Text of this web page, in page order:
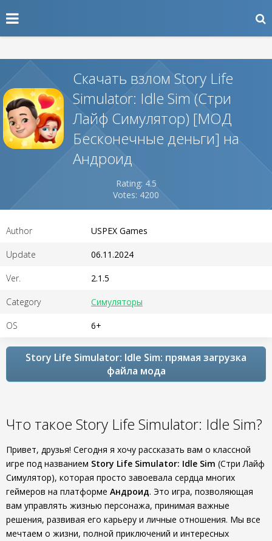
Скачать взлом Story Life
Simulator: Idle Sim (Стри
Лайф Симулятор) [МОД
Бесконечные деньги] на
Андроид
Rating: 4.5
Votes: 4200
Author USPEX Games
Update 06.11.2024
Ver. 2.1.5
Category Симуляторы
OS 6+
Story Life Simulator: Idle Sim: прямая загрузка
файла мода
Что такое Story Life Simulator: Idle Sim?
Привет, друзья! Сегодня я хочу рассказать вам о классной
игре под названием Story Life Simulator: Idle Sim (Стри Лайф
Симулятор), которая просто завоевала сердца многих
геймеров на платформе Андроид. Это игра, позволяющая
вам управлять жизнью персонажа, принимая важные
решения, развивая его карьеру и личные отношения. Мы все
мечтаем о жизни, полной приключений и интересных